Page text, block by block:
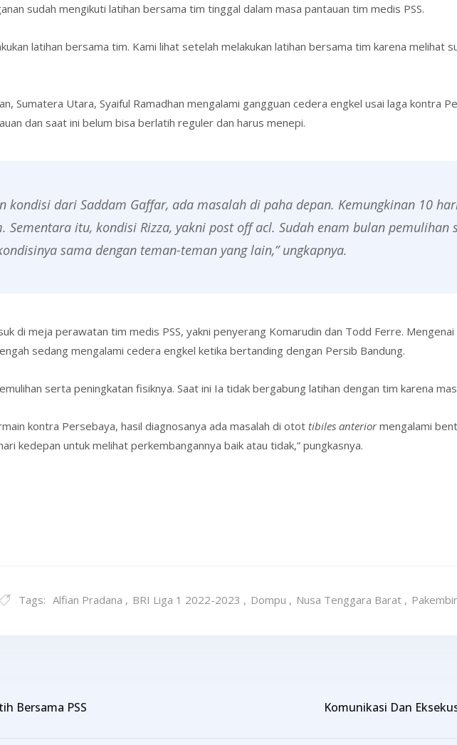
sudah mengikuti latihan bersama tim tinggal dalam masa pantauan tim medis PSS.
latihan bersama tim. Kami lihat setelah melakukan latihan bersama tim karena melihat
Sumatera Utara, Syaiful Ramadhan mengalami gangguan cedera engkel usai laga kontra
dan saat ini belum bisa berlatih reguler dan harus menepi.
kondisi dari Saddam Gaffar, ada masalah di paha depan. Kemungkinan 10
Sementara itu, kondisi Rizza, yakni post off acl. Sudah enam bulan pemulihan
sama dengan teman-teman yang lain,” ungkapnya.
di meja perawatan tim medis PSS, yakni penyerang Komarudin dan Todd Ferre.
sedang mengalami cedera engkel ketika bertanding dengan Persib Bandung.
serta peningkatan fisiknya. Saat ini Ia tidak bergabung latihan dengan tim karena
kontra Persebaya, hasil diagnosanya ada masalah di otot tibiles anteriormengalami
kedepan untuk melihat perkembangannya baik atau tidak,” pungkasnya.
Tags: Alfian Pradana , BRI Liga 1 2022-2023 , Dompu , Nusa Tenggara Barat ,
Bersama PSS Komunikasi Dan